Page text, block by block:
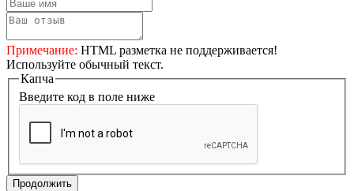
Примечание: HTML разметка не поддерживается!
Используйте обычный текст.
Капча
Введите код в поле ниже
Продолжить